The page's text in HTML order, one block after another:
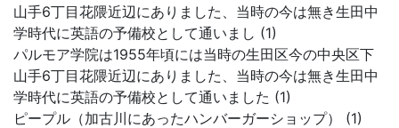
山手6丁目花隈近辺にありました、当時の今は無き生田中
学時代に英語の予備校として通いまし (1)
パルモア学院は1955年頃には当時の生田区今の中央区下
山手6丁目花隈近辺にありました、当時の今は無き生田中
学時代に英語の予備校として通いました (1)
ピープル（加古川にあったハンバーガーショップ） (1)